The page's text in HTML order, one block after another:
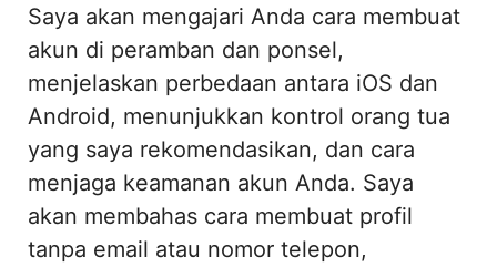
Saya akan mengajari Anda cara membuat
akun di peramban dan ponsel,
menjelaskan perbedaan antara iOS dan
Android, menunjukkan kontrol orang tua
yang saya rekomendasikan, dan cara
menjaga keamanan akun Anda. Saya
akan membahas cara membuat profil
tanpa email atau nomor telepon,